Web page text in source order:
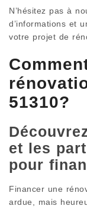
N’hésitez pas à
d’informations et
votre projet de
51310?
et les
pour
Financer une
ardue, mais